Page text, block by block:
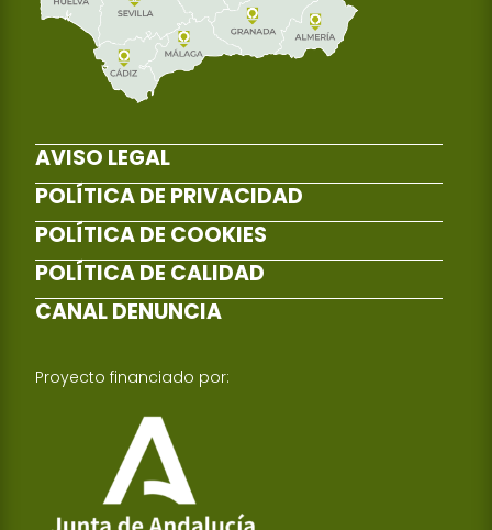
AVISO LEGAL
POLÍTICA DE PRIVACIDAD
POLÍTICA DE COOKIES
POLÍTICA DE CALIDAD
CANAL DENUNCIA
Proyecto financiado por: